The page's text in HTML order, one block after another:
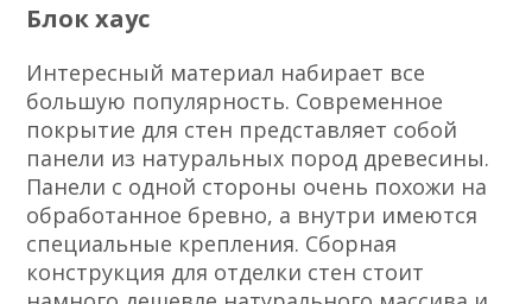
Блок хаус
Интересный материал набирает все
большую популярность. Современное
покрытие для стен представляет собой
панели из натуральных пород древесины.
Панели с одной стороны очень похожи на
обработанное бревно, а внутри имеются
специальные крепления. Сборная
конструкция для отделки стен стоит